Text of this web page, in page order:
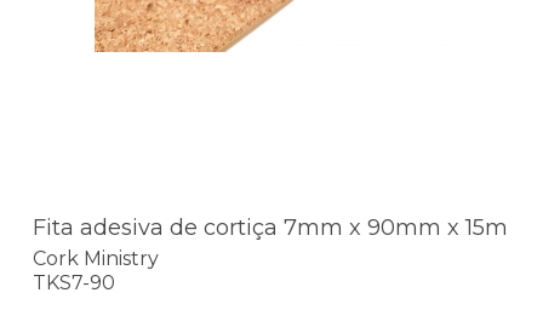
Fita adesiva de cortiça 7mm x 90mm x 15m
Cork Ministry
TKS7-90